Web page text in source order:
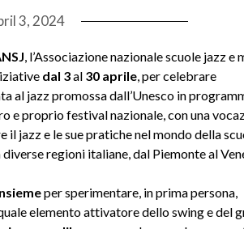
3, 2024
, l’Associazione nazionale scuole jazz e
dal 3al 30 aprile, per celebrare
al jazz promossa dall’Unesco in
e proprio festival nazionale, con una
jazz e le sue pratiche nel mondo della
regioni italiane, dal Piemonte al
per sperimentare, in prima persona,
elemento attivatore dello swing e del